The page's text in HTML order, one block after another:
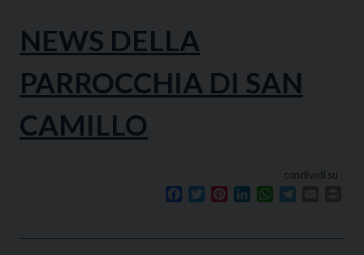
NEWS DELLA
PARROCCHIA DI SAN
CAMILLO
condividi su
Facebook
TwitterPinterestLinkedInWhatsApp